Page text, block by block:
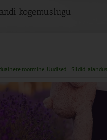
kogemuslugu
tootmine Uudised Sildid: aiandus